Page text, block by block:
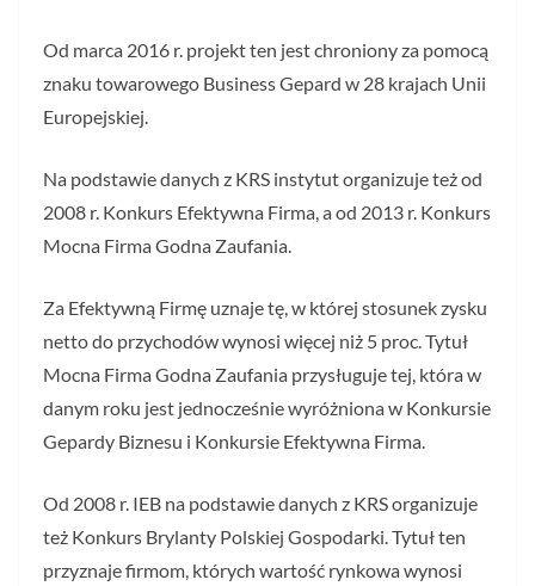
Od marca 2016 r. projekt ten jest chroniony za pomocą
znaku towarowego Business Gepard w 28 krajach Unii
Europejskiej.
Na podstawie danych z KRS instytut organizuje też od
2008 r. Konkurs Efektywna Firma, a od 2013 r. Konkurs
Mocna Firma Godna Zaufania.
Za Efektywną Firmę uznaje tę, w której stosunek zysku
netto do przychodów wynosi więcej niż 5 proc. Tytuł
Mocna Firma Godna Zaufania przysługuje tej, która w
danym roku jest jednocześnie wyróżniona w Konkursie
Gepardy Biznesu i Konkursie Efektywna Firma.
Od 2008 r. IEB na podstawie danych z KRS organizuje
też Konkurs Brylanty Polskiej Gospodarki. Tytuł ten
przyznaje firmom, których wartość rynkowa wynosi